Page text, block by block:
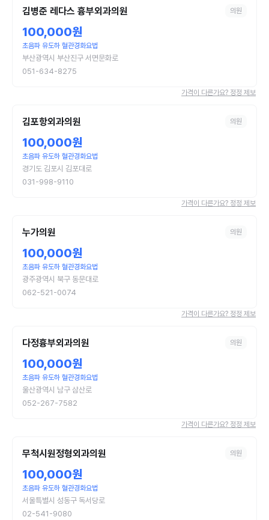
김병준 레다스 흉부외과의원 의원
100,000원
초음파 유도하 혈관경화요법
부산광역시 부산진구 서면문화로
051-634-8275
가격이 다른가요? 정정 제보
김포항외과의원 의원
100,000원
초음파 유도하 혈관경화요법
경기도 김포시 김포대로
031-998-9110
가격이 다른가요? 정정 제보
누가의원 의원
100,000원
초음파 유도하 혈관경화요법
광주광역시 북구 동문대로
062-521-0074
가격이 다른가요? 정정 제보
다정흉부외과의원 의원
100,000원
초음파 유도하 혈관경화요법
울산광역시 남구 삼산로
052-267-7582
가격이 다른가요? 정정 제보
무척시원정형외과의원 의원
100,000원
초음파 유도하 혈관경화요법
서울특별시 성동구 독서당로
02-541-9080